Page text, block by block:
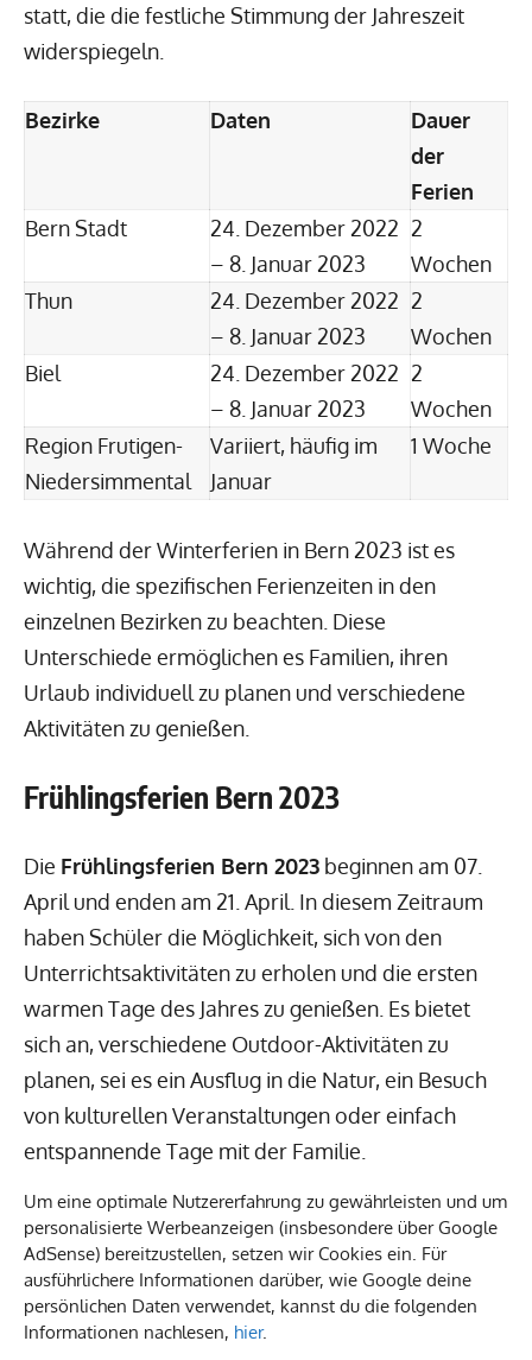
Um eine optimale Nutzererfahrung zu gewährleisten und um
personalisierte Werbeanzeigen (insbesondere über Google
AdSense) bereitzustellen, setzen wir Cookies ein. Für
ausführlichere Informationen darüber, wie Google deine
persönlichen Daten verwendet, kannst du die folgenden
Informationen nachlesen, hier.
statt, die die festliche Stimmung der Jahreszeit
widerspiegeln.
Bezirke Daten
Dauer
der
Ferien
Bern Stadt
24. Dezember 2022
– 8. Januar 2023
2
Wochen
Thun
24. Dezember 2022
– 8. Januar 2023
2
Wochen
Biel
24. Dezember 2022
– 8. Januar 2023
2
Wochen
Region Frutigen-
Niedersimmental
Variiert, häufig im
Januar
1 Woche
Während der Winterferien in Bern 2023 ist es
wichtig, die spezifischen Ferienzeiten in den
einzelnen Bezirken zu beachten. Diese
Unterschiede ermöglichen es Familien, ihren
Urlaub individuell zu planen und verschiedene
Aktivitäten zu genießen.
Frühlingsferien Bern 2023
Die Frühlingsferien Bern 2023 beginnen am 07.
April und enden am 21. April. In diesem Zeitraum
haben Schüler die Möglichkeit, sich von den
Unterrichtsaktivitäten zu erholen und die ersten
warmen Tage des Jahres zu genießen. Es bietet
sich an, verschiedene Outdoor-Aktivitäten zu
planen, sei es ein Ausflug in die Natur, ein Besuch
von kulturellen Veranstaltungen oder einfach
entspannende Tage mit der Familie.
Die Frühlingsferien sind nicht nur eine Gelegenheit
zum Entspannen, sondern auch ideal für einen
kurzen Familienurlaub. Beliebte Aktivitäten in
dieser Zeit umfassen: